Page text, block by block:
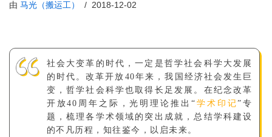
由 马光（搬运工） 2018-12-02
社会大变革的时代，一定是哲学社会科学大发展
的时代。改革开放40年来，我国经济社会发生巨
变，哲学社会科学也取得长足发展。在纪念改革
开放40周年之际，光明理论推出“ 学术印记”专
题，梳理各学术领域的突出成就，总结学科建设
的不凡历程，知往鉴今，以启未来。